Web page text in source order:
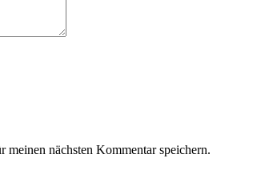
nächsten Kommentar speichern.